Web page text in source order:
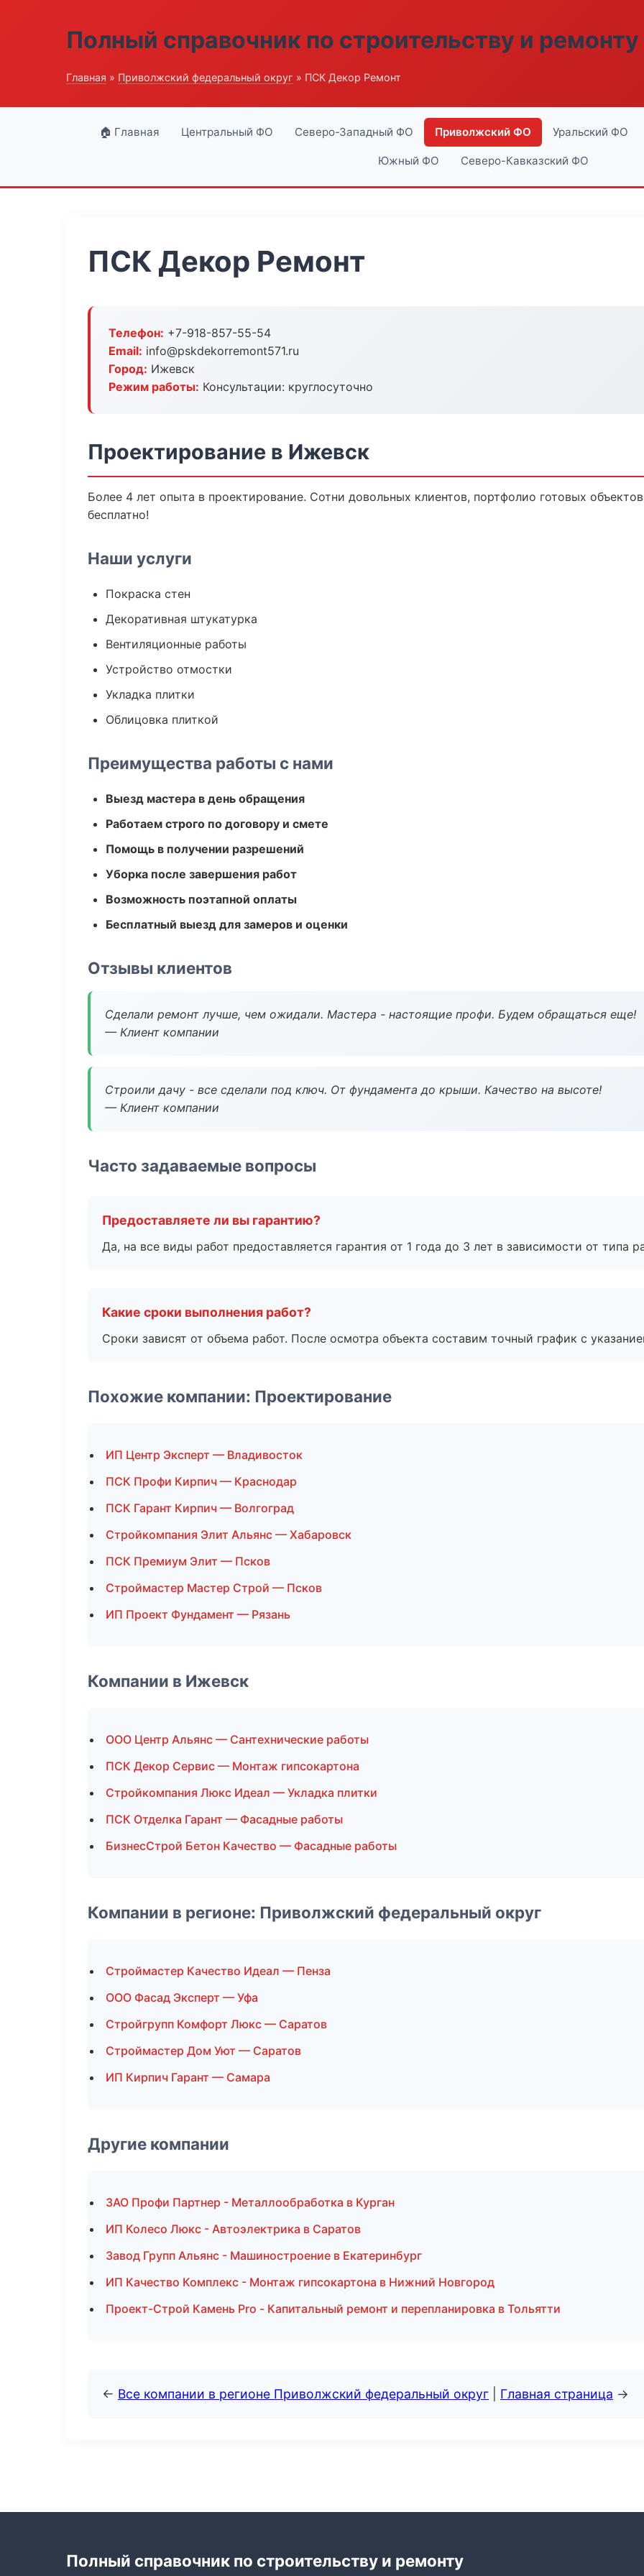
Полный справочник по строительству и ремонту
Главная » Приволжский федеральный округ » ПСК Декор Ремонт
🏠 Главная Центральный ФО Северо-Западный ФО Приволжский ФО Уральский ФО
Южный ФО Северо-Кавказский ФО
ПСК Декор Ремонт
Телефон: +7-918-857-55-54
Email: info@pskdekorremont571.ru
Город: Ижевск
Режим работы: Консультации: круглосуточно
Проектирование в Ижевск
Более 4 лет опыта в проектирование. Сотни довольных клиентов, портфолио готовых
бесплатно!
Наши услуги
Покраска стен
Декоративная штукатурка
Вентиляционные работы
Устройство отмостки
Укладка плитки
Облицовка плиткой
Преимущества работы с нами
Выезд мастера в день обращения
Работаем строго по договору и смете
Помощь в получении разрешений
Уборка после завершения работ
Возможность поэтапной оплаты
Бесплатный выезд для замеров и оценки
Отзывы клиентов
Сделали ремонт лучше, чем ожидали. Мастера - настоящие профи. Будем обращаться еще!
— Клиент компании
Строили дачу - все сделали под ключ. От фундамента до крыши. Качество на высоте!
— Клиент компании
Часто задаваемые вопросы
Предоставляете ли вы гарантию?
Да, на все виды работ предоставляется гарантия от 1 года до 3 лет в зависимости от типа
Какие сроки выполнения работ?
Сроки зависят от объема работ. После осмотра объекта составим точный график с
Похожие компании: Проектирование
ИП Центр Эксперт — Владивосток
ПСК Профи Кирпич — Краснодар
ПСК Гарант Кирпич — Волгоград
Стройкомпания Элит Альянс — Хабаровск
ПСК Премиум Элит — Псков
Строймастер Мастер Строй — Псков
ИП Проект Фундамент — Рязань
Компании в Ижевск
ООО Центр Альянс — Сантехнические работы
ПСК Декор Сервис — Монтаж гипсокартона
Стройкомпания Люкс Идеал — Укладка плитки
ПСК Отделка Гарант — Фасадные работы
БизнесСтрой Бетон Качество — Фасадные работы
Компании в регионе: Приволжский федеральный округ
Строймастер Качество Идеал — Пенза
ООО Фасад Эксперт — Уфа
Стройгрупп Комфорт Люкс — Саратов
Строймастер Дом Уют — Саратов
ИП Кирпич Гарант — Самара
Другие компании
ЗАО Профи Партнер - Металлообработка в Курган
ИП Колесо Люкс - Автоэлектрика в Саратов
Завод Групп Альянс - Машиностроение в Екатеринбург
ИП Качество Комплекс - Монтаж гипсокартона в Нижний Новгород
Проект-Строй Камень Pro - Капитальный ремонт и перепланировка в Тольятти
← Все компании в регионе Приволжский федеральный округ Главная страница →
Полный справочник по строительству и ремонту